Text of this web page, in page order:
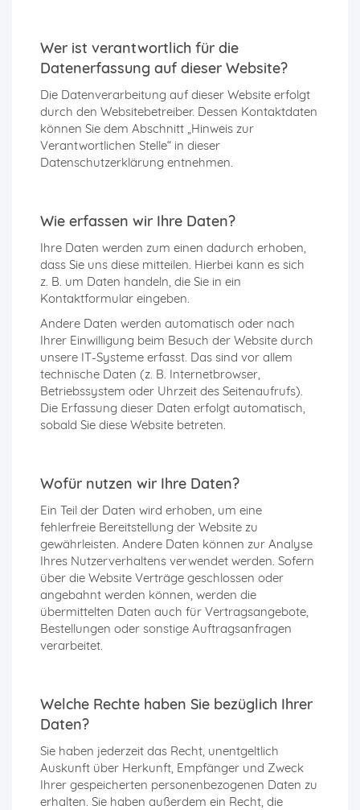
Wer ist verantwortlich für die
Datenerfassung auf dieser Website?
Die Datenverarbeitung auf dieser Website erfolgt
durch den Websitebetreiber. Dessen Kontaktdaten
können Sie dem Abschnitt „Hinweis zur
Verantwortlichen Stelle“ in dieser
Datenschutzerklärung entnehmen.
Wie erfassen wir Ihre Daten?
Ihre Daten werden zum einen dadurch erhoben,
dass Sie uns diese mitteilen. Hierbei kann es sich
z. B. um Daten handeln, die Sie in ein
Kontaktformular eingeben.
Andere Daten werden automatisch oder nach
Ihrer Einwilligung beim Besuch der Website durch
unsere IT-Systeme erfasst. Das sind vor allem
technische Daten (z. B. Internetbrowser,
Betriebssystem oder Uhrzeit des Seitenaufrufs).
Die Erfassung dieser Daten erfolgt automatisch,
sobald Sie diese Website betreten.
Wofür nutzen wir Ihre Daten?
Ein Teil der Daten wird erhoben, um eine
fehlerfreie Bereitstellung der Website zu
gewährleisten. Andere Daten können zur Analyse
Ihres Nutzerverhaltens verwendet werden. Sofern
über die Website Verträge geschlossen oder
angebahnt werden können, werden die
übermittelten Daten auch für Vertragsangebote,
Bestellungen oder sonstige Auftragsanfragen
verarbeitet.
Welche Rechte haben Sie bezüglich Ihrer
Daten?
Sie haben jederzeit das Recht, unentgeltlich
Auskunft über Herkunft, Empfänger und Zweck
Ihrer gespeicherten personenbezogenen Daten zu
erhalten. Sie haben außerdem ein Recht, die